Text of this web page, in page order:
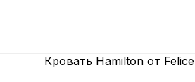
Кровать Hamilton от Felice